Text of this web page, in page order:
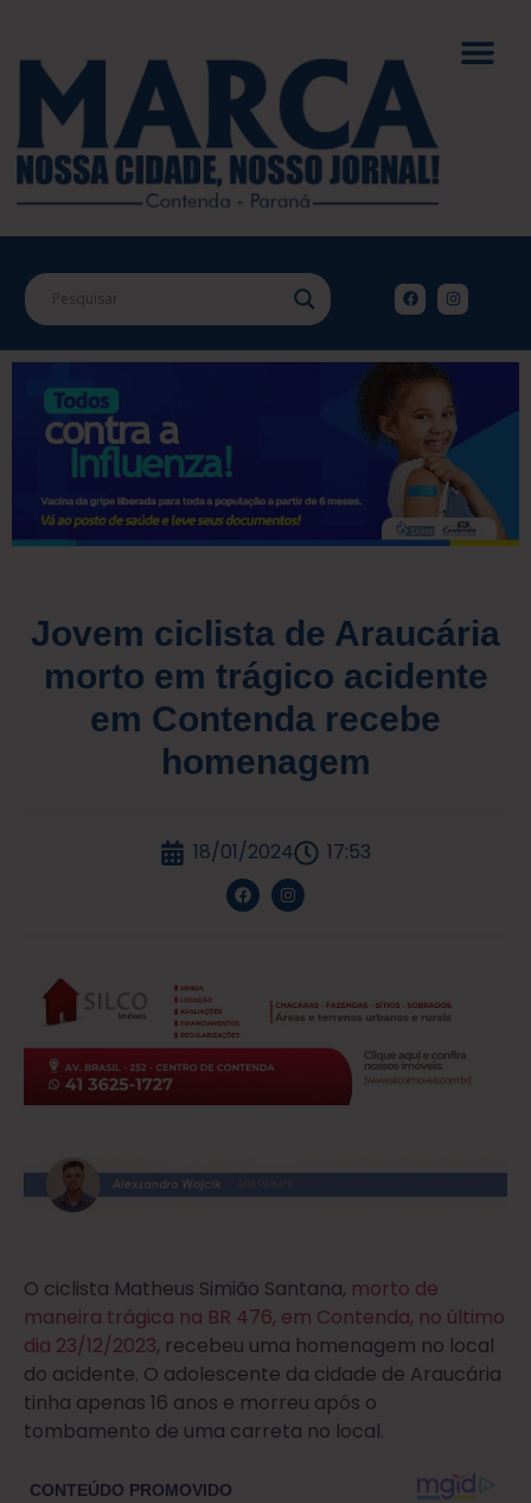
Jovem ciclista de Araucária
morto em trágico acidente
em Contenda recebe
homenagem
18/01/2024 17:53
O ciclista Matheus Simião Santana, morto de
maneira trágica na BR 476, em Contenda, no último
dia 23/12/2023, recebeu uma homenagem no local
do acidente. O adolescente da cidade de Araucária
tinha apenas 16 anos e morreu após o
tombamento de uma carreta no local.